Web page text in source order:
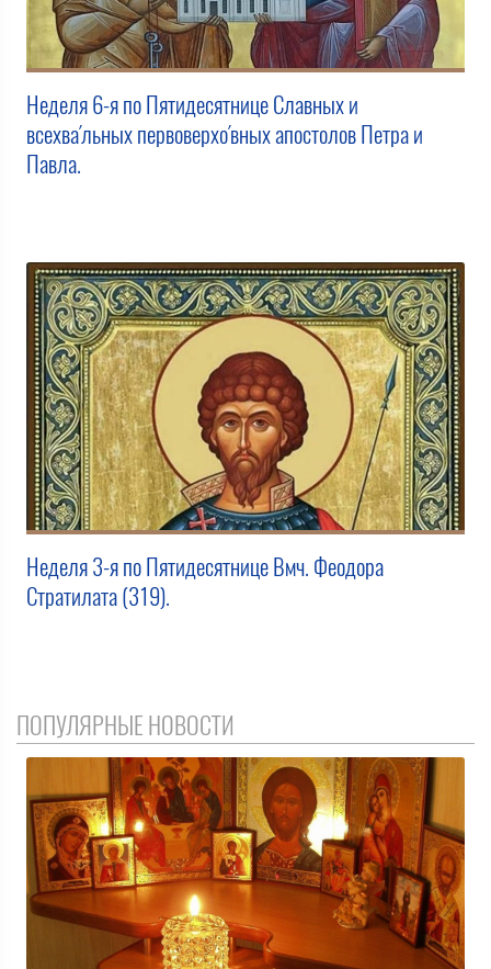
Неделя 6-я по Пятидесятнице Славных и
всехва́льных первоверхо́вных апостолов Петра и
Павла.
Неделя 3-я по Пятидесятнице Вмч. Феодора
Стратилата (319).
ПОПУЛЯРНЫЕ НОВОСТИ